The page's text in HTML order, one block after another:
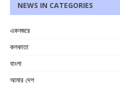
NEWS IN CATEGORIES
একনজরে
কলকাতা
বাংলা
আমার দেশ